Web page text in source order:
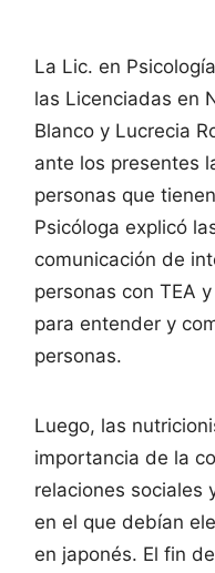
La Lic. en
las Licenciadas en
Blanco y Lucrecia
ante los presentes
personas que
Psicóloga explicó
comunicación de
personas con TEA
para entender y
personas.
Luego, las
importancia de la
relaciones sociales
en el que debían
en japonés. El fin